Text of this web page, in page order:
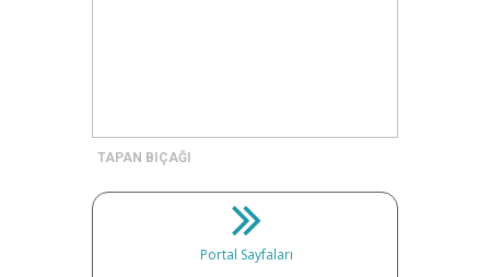
TAPAN BIÇAĞI
Portal Sayfaları